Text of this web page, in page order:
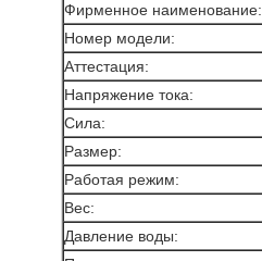
Фирменное наименование:
Номер модели:
Аттестация:
Напряжение тока:
Сила:
Размер:
Работая режим:
Вес:
Давление воды: